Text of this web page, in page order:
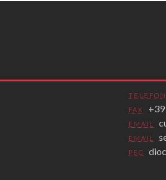
FAX
EMAIL
EMAIL
PEC